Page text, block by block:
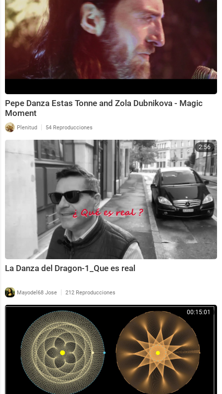
Pepe Danza Estas Tonne and Zola Dubnikova - Magic
Moment
Plenitud | 54 Reproducciones
2:56
La Danza del Dragon-1_Que es real
Mayodel68 Jose | 212 Reproducciones
00:15:01